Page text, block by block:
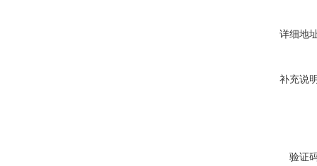
详细地
补充说
验证